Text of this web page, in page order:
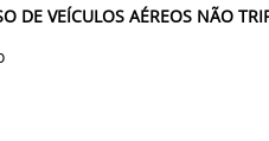
DE VEÍCULOS AÉREOS NÃO